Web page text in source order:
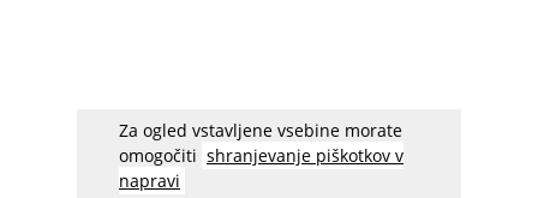
Za ogled vstavljene vsebine morate
omogočiti shranjevanje piškotkov v
napravi
acebook spreminja nastavitve, zato
boste v prihodnje lahko videvali manj